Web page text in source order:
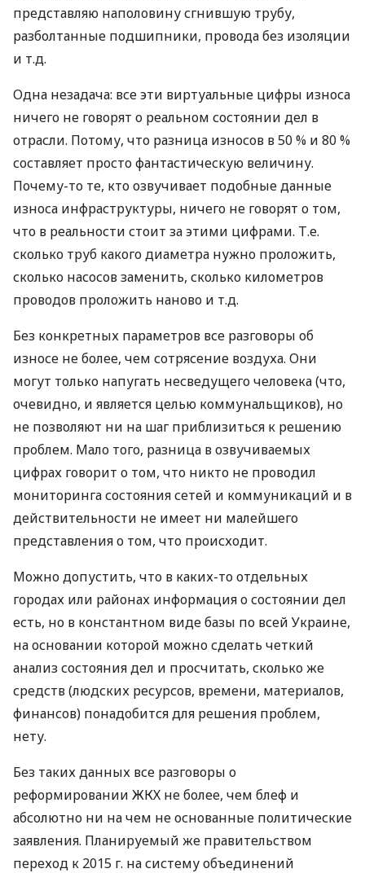
представляю наполовину сгнившую трубу,
разболтанные подшипники, провода без изоляции
и т.д.
Одна незадача: все эти виртуальные цифры износа
ничего не говорят о реальном состоянии дел в
отрасли. Потому, что разница износов в 50 % и 80 %
составляет просто фантастическую величину.
Почему-то те, кто озвучивает подобные данные
износа инфраструктуры, ничего не говорят о том,
что в реальности стоит за этими цифрами. Т.е.
сколько труб какого диаметра нужно проложить,
сколько насосов заменить, сколько километров
проводов проложить наново и т.д.
Без конкретных параметров все разговоры об
износе не более, чем сотрясение воздуха. Они
могут только напугать несведущего человека (что,
очевидно, и является целью коммунальщиков), но
не позволяют ни на шаг приблизиться к решению
проблем. Мало того, разница в озвучиваемых
цифрах говорит о том, что никто не проводил
мониторинга состояния сетей и коммуникаций и в
действительности не имеет ни малейшего
представления о том, что происходит.
Можно допустить, что в каких-то отдельных
городах или районах информация о состоянии дел
есть, но в константном виде базы по всей Украине,
на основании которой можно сделать четкий
анализ состояния дел и просчитать, сколько же
средств (людских ресурсов, времени, материалов,
финансов) понадобится для решения проблем,
нету.
Без таких данных все разговоры о
реформировании ЖКХ не более, чем блеф и
абсолютно ни на чем не основанные политические
заявления. Планируемый же правительством
переход к 2015 г. на систему объединений